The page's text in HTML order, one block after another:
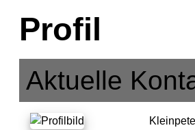
Profil
Aktuelle